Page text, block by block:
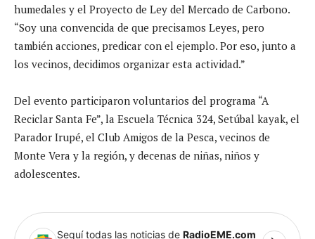
humedales y el Proyecto de Ley del Mercado de Carbono.
“Soy una convencida de que precisamos Leyes, pero
también acciones, predicar con el ejemplo. Por eso, junto a
los vecinos, decidimos organizar esta actividad.”
Del evento participaron voluntarios del programa “A
Reciclar Santa Fe”, la Escuela Técnica 324, Setúbal kayak, el
Parador Irupé, el Club Amigos de la Pesca, vecinos de
Monte Vera y la región, y decenas de niñas, niños y
adolescentes.
Seguí todas las noticias de RadioEME.com